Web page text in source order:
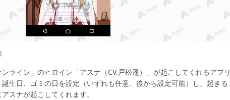
ライン」のヒロイン「アスナ（CV.戸松遥）」が起こしてくれるアプリ
生日、ゴミの日を設定（いずれも任意、後から設定可能）し、起きる
スナが起こしてくれます。